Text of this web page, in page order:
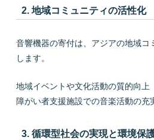
2. 地域コミュニティの活性化
音響機器の寄付は、アジアの地域コ
します。
地域イベントや文化活動の質的向上
障がい者支援施設での音楽活動の充
3. 循環型社会の実現と環境保